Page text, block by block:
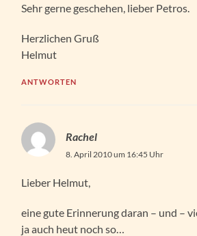
Sehr gerne geschehen, lieber Petros.
Herzlichen Gruß
Helmut
ANTWORTEN
Rachel
8. April 2010 um 16:45 Uhr
Lieber Helmut,
eine gute Erinnerung daran – und –
ja auch heut noch so…